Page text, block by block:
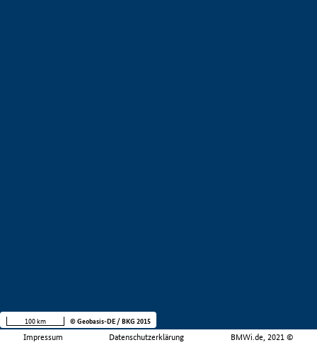
Impressum Datenschutzerklärung BMWi.de, 2021 ©
100 km © Geobasis-DE / BKG 2015